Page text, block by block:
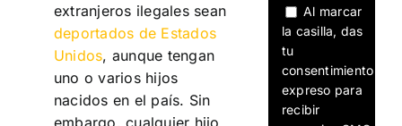
extranjeros ilegales sean
deportados de Estados
Unidos, aunque tengan
uno o varios hijos
nacidos en el país. Sin
embargo, cualquier hijo
Al marcar
la casilla, das
tu
consentimiento
expreso para
recibir